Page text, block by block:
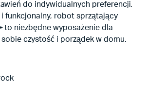
do indywidualnych preferencji.
i funkcjonalny, robot sprzątający
to niezbędne wyposażenie dla
czystość i porządek w domu.